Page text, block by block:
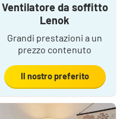
Ventilatore da soffitto
Lenok
Grandi prestazioni a un
prezzo contenuto
Il nostro preferito